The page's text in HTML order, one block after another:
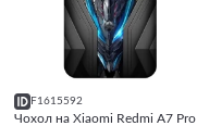
F1615592
Чохол на Xiaomi Redmi A7 Pro